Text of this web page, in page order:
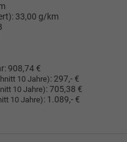
33,00 g/km
908,74 €
10 Jahre): 297,- €
10 Jahre):705,38 €
10 Jahre): 1.089,- €